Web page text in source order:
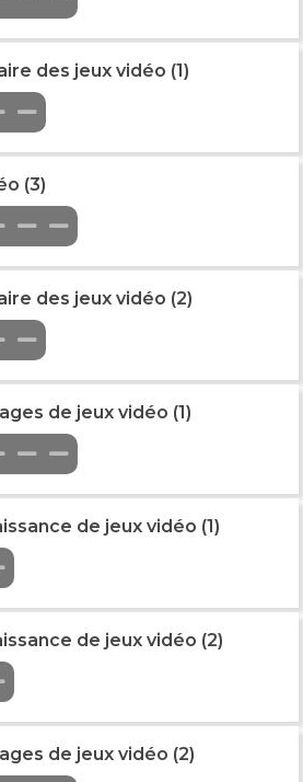
des jeux vidéo (1)
(3)
des jeux vidéo (2)
de jeux vidéo (1)
de jeux vidéo (1)
de jeux vidéo (2)
de jeux vidéo (2)